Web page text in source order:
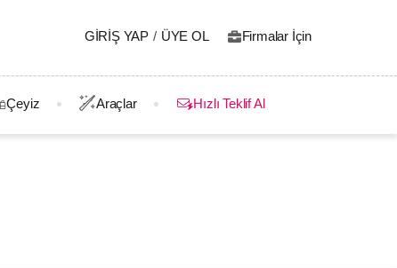
GIRIŞ YAP / ÜYE OL Firmalar İçin
Çeyiz Araçlar Hızlı Teklif Al